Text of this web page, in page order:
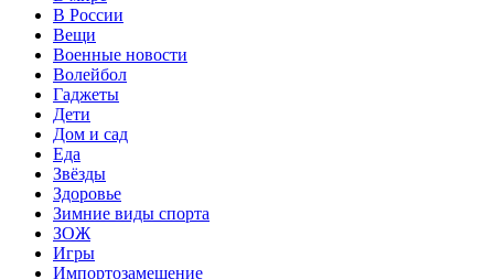
В России
Вещи
Военные новости
Волейбол
Гаджеты
Дети
Дом и сад
Еда
Звёзды
Здоровье
Зимние виды спорта
ЗОЖ
Игры
Импортозамещение